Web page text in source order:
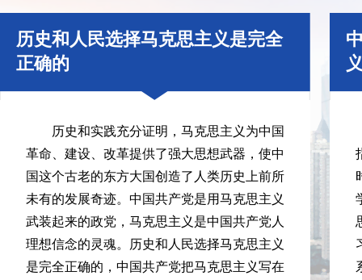
历史和人民选择马克思主义是完全
正确的
历史和实践充分证明，马克思主义为中国
革命、建设、改革提供了强大思想武器，使中
国这个古老的东方大国创造了人类历史上前所
未有的发展奇迹。中国共产党是用马克思主义
武装起来的政党，马克思主义是中国共产党人
理想信念的灵魂。历史和人民选择马克思主义
是完全正确的，中国共产党把马克思主义写在